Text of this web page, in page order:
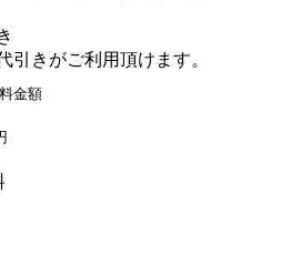
引きがご利用頂けます。
金額